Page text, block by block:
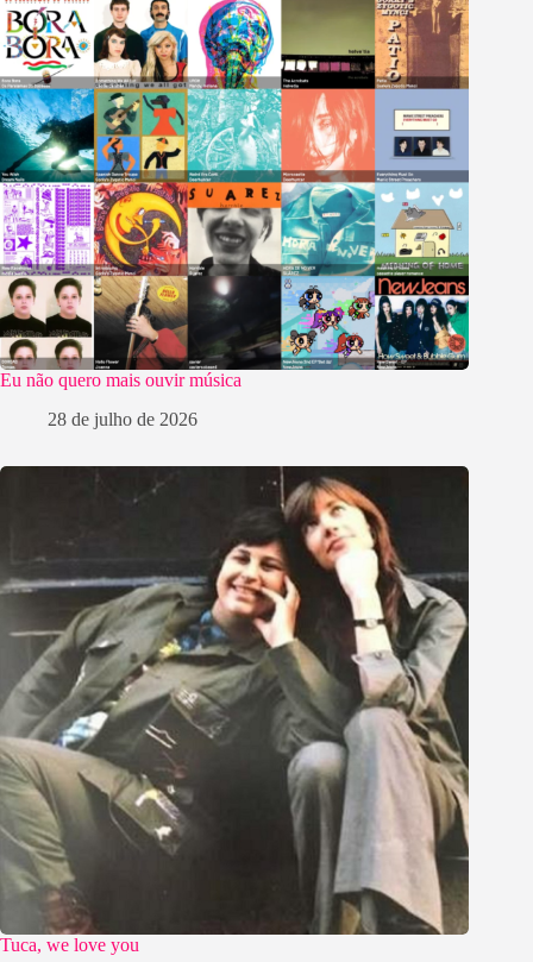
Eu não quero mais ouvir música
28 de julho de 2026
Tuca, we love you